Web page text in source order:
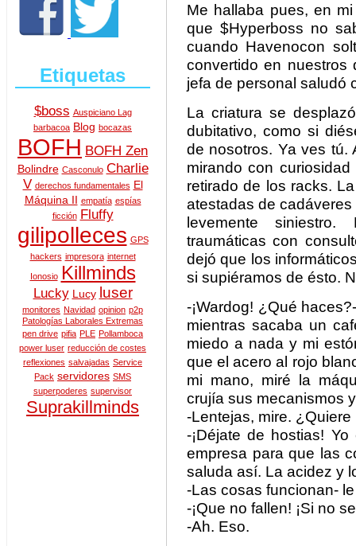
Etiquetas
$boss Auspiciano Lag
barbacoa Blog bocazas
BOFH BOFH Zen
Bolindre Casconulo Charlie
V derechos fundamentales El
Máquina II empatía espías
ficción
Fluffy
gilipolleces GPS
hackers impresora internet
Ionosio Killminds
Lucky Lucy luser
monitores Navidad opinion p2p
Patologías Laborales Extremas
pen drive pifia PLE Pollamboca
power luser reducción de costes
reflexiones salvajadas Service
Pack servidores SMS
superpoderes supervisor
Suprakillminds
Me hallaba pues, en
que $Hyperboss no
cuando Havenocon
convertido en nuestros
jefa de personal saludó
La criatura se
dubitativo, como si
de nosotros. Ya ves tú.
mirando con
retirado de los racks.
atestadas de
levemente
traumáticas con
dejó que los
si supiéramos de ésto.
-¡Wardog! ¿Qué
mientras sacaba un
miedo a nada y mi
que el acero al rojo
mi mano, miré la
crujía sus mecanismos
-Lentejas, mire. ¿Quiere
-¡Déjate de hostias!
empresa para que las
saluda así. La acidez y
-Las cosas funcionan-
-¡Que no fallen! ¡Si no
-Ah. Eso.